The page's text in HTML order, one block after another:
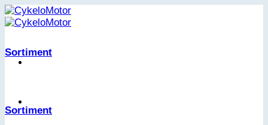
Skip
to
Sortiment
Sortiment